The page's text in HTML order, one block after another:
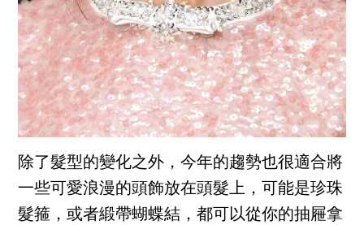
除了髮型的變化之外，今年的趨勢也很適合將
一些可愛浪漫的頭飾放在頭髮上，可能是珍珠
髮箍，或者緞帶蝴蝶結，都可以從你的抽屜拿